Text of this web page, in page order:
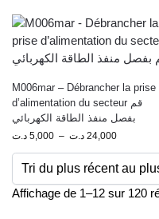
M006mar – Débrancher la prise
d’alimentation du secteur قم
بفصل منفذ الطاقة الكهربائي
5,000 د.ت – 24,000 د.ت
Affichage de 1–12 sur 120